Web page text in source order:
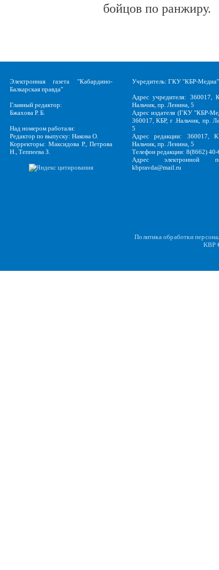
бойцов по ранжиру.
Электронная газета "Кабардино-
Балкарская правда"
Главный редактор:
Бжахова Р. Б.
Над номером работали:
Редактор по выпуску: Накова О.
Корректоры: Максидова Р., Петрова
Н., Теппеева З.
Учредитель: ГКУ "КБР-Медиа"
Адрес учредителя: 360017,
Нальчик, пр. Ленина, 5
Адрес издателя (ГКУ "КБР-
360017, КБР, г .Нальчик, пр.
5
Адрес редакции: 360017,
Нальчик, пр. Ленина, 5
Телефон редакции: 8(8662)
Адрес электронной
kbpravda@mail.ru
Политика обработки
KBP